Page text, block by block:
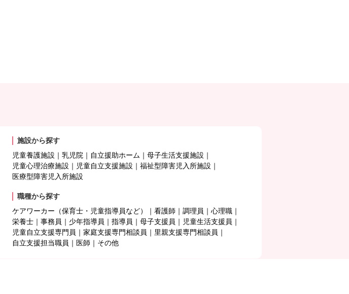
施設から探す
児童養護施設
乳児院 自立援助ホーム
母子生活支援施設
児童心理治療施設
児童自立支援施設
福祉型障害児入所施設
医療型障害児入所施設
職種から探す
ケアワーカー（保育士・児童指導員など）
看護師 調理員
心理職
栄養士
事務員 少年指導員 指導員 母子支援員
児童生活支援員
児童自立支援専門員
家庭支援専門相談員
里親支援専門相談員
自立支援担当職員
医師 その他